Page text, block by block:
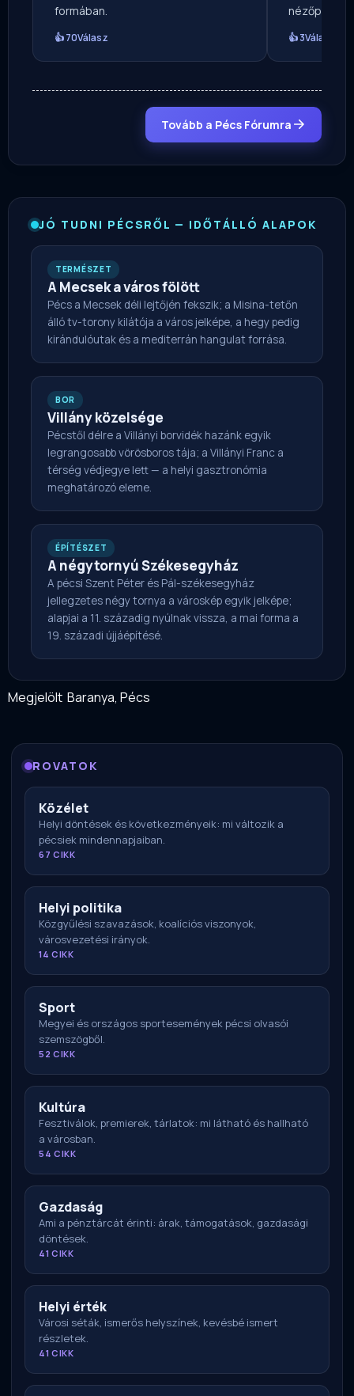
formában.
👍 70Válasz 👍 3Válasz
Tovább a Pécs Fórumra
JÓ TUDNI PÉCSRŐL — IDŐTÁLLÓ ALAPOK
TERMÉSZET
A Mecsek a város fölött
Pécs a Mecsek déli lejtőjén fekszik; a Misina-tetőn
álló tv-torony kilátója a város jelképe, a hegy pedig
kirándulóutak és a mediterrán hangulat forrása.
BOR
Villány közelsége
Pécstől délre a Villányi borvidék hazánk egyik
legrangosabb vörösboros tája; a Villányi Franc a
térség védjegye lett — a helyi gasztronómia
meghatározó eleme.
ÉPÍTÉSZET
A négytornyú Székesegyház
A pécsi Szent Péter és Pál-székesegyház
jellegzetes négy tornya a városkép egyik jelképe;
alapjai a 11. századig nyúlnak vissza, a mai forma a
19. századi újjáépítésé.
Megjelölt Baranya,Pécs
ROVATOK
Közélet
Helyi döntések és következményeik: mi változik a
pécsiek mindennapjaiban.
67 CIKK
Helyi politika
Közgyűlési szavazások, koalíciós viszonyok,
városvezetési irányok.
14 CIKK
Sport
Megyei és országos sportesemények pécsi olvasói
szemszögből.
52 CIKK
Kultúra
Fesztiválok, premierek, tárlatok: mi látható és hallható
a városban.
54 CIKK
Gazdaság
Ami a pénztárcát érinti: árak, támogatások, gazdasági
döntések.
41 CIKK
Helyi érték
Városi séták, ismerős helyszínek, kevésbé ismert
részletek.
41 CIKK